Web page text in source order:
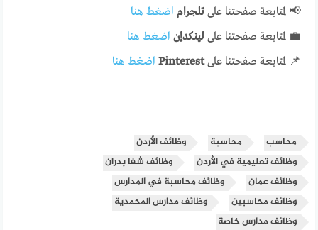
📢 لمتابعة صفحتنا علىتلجرام اضغط هنا
💼 لمتابعة صفحتنا علىلينكدإن اضغط هنا
📌 لمتابعة صفحتنا علىPinterest اضغط هنا
محاسب محاسبة
وظائف الأردن
وظائف تعليمية في الأردن
وظائف شفا بدران
وظائف عمان
وظائف محاسبة في المدارس
وظائف محاسبين
وظائف مدارس المحمدية
وظائف مدارس خاصة